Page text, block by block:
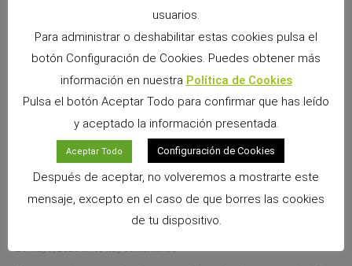
Arena Clumping de Cunipic: máxima higiene,
26 mayo, 2026 No hay comentarios
usuarios.
Para administrar o deshabilitar estas cookies pulsa el
botón Configuración de Cookies. Puedes obtener más
información en nuestra Política de Cookies
Pulsa el botón Aceptar Todo para confirmar que has leído
y aceptado la información presentada.
Aceptar Todo Configuración de Cookies
Después de aceptar, no volveremos a mostrarte este
mensaje, excepto en el caso de que borres las cookies
de tu dispositivo.